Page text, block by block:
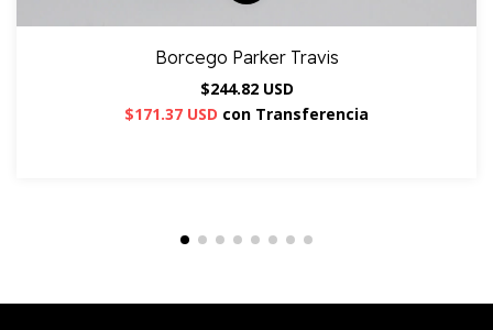
Borcego Parker Travis
$244.82 USD
$171.37 USD con Transferencia